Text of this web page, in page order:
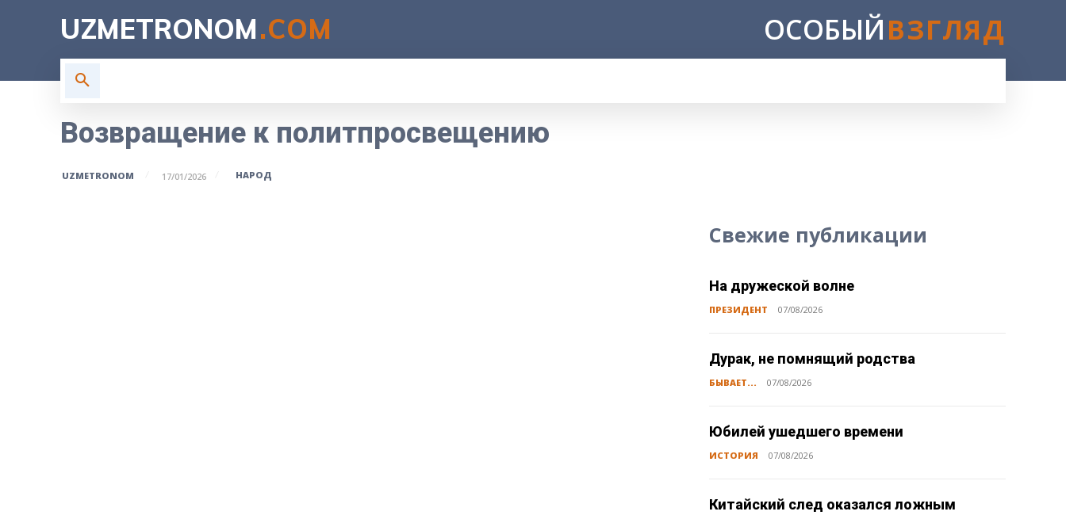
UZMETRONOM.COM ОСОБЫЙВЗГЛЯД
Возвращение к политпросвещению
UZMETRONOM 17/01/2026 НАРОД
Свежие публикации
На дружеской волне
ПРЕЗИДЕНТ 07/08/2026
Дурак, не помнящий родства
БЫВАЕТ... 07/08/2026
Юбилей ушедшего времени
ИСТОРИЯ 07/08/2026
Китайский след оказался ложным